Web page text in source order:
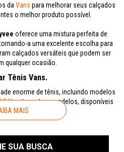
da Vans para melhorar seus calçados
o melhor produto possível.
oferece uma mistura perfeita de
a uma excelente escolha para
calçados versáteis que podem ser
qualquer ocasião.
Tênis Vans.
enorme de tênis, incluindo modelos
Hientre outros modelos, disponíveis
tamanhos e designs.
MAIS
SUA BUSCA